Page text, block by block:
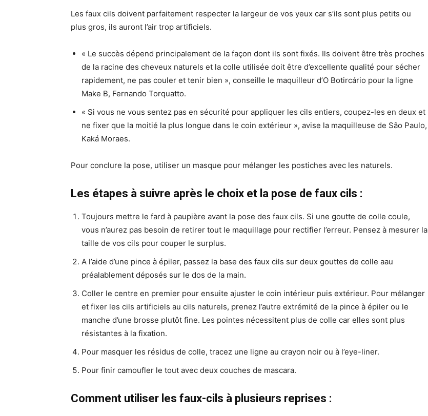
Les faux cils doivent parfaitement respecter la largeur de vos yeux car s’ils sont plus petits ou
plus gros, ils auront l’air trop artificiels.
« Le succès dépend principalement de la façon dont ils sont fixés. Ils doivent être très proches
de la racine des cheveux naturels et la colle utilisée doit être d’excellente qualité pour sécher
rapidement, ne pas couler et tenir bien », conseille le maquilleur d’O Botircário pour la ligne
Make B, Fernando Torquatto.
« Si vous ne vous sentez pas en sécurité pour appliquer les cils entiers, coupez-les en deux et
ne fixer que la moitié la plus longue dans le coin extérieur », avise la maquilleuse de São Paulo,
Kaká Moraes.
Pour conclure la pose, utiliser un masque pour mélanger les postiches avec les naturels.
Les étapes à suivre après le choix et la pose de faux cils :
Toujours mettre le fard à paupière avant la pose des faux cils. Si une goutte de colle coule,
vous n’aurez pas besoin de retirer tout le maquillage pour rectifier l’erreur. Pensez à mesurer la
taille de vos cils pour couper le surplus.
A l’aide d’une pince à épiler, passez la base des faux cils sur deux gouttes de colle aau
préalablement déposés sur le dos de la main.
Coller le centre en premier pour ensuite ajuster le coin intérieur puis extérieur. Pour mélanger
et fixer les cils artificiels au cils naturels, prenez l’autre extrémité de la pince à épiler ou le
manche d’une brosse plutôt fine. Les pointes nécessitent plus de colle car elles sont plus
résistantes à la fixation.
Pour masquer les résidus de colle, tracez une ligne au crayon noir ou à l’eye-liner.
Pour finir camoufler le tout avec deux couches de mascara.
Comment utiliser les faux-cils à plusieurs reprises :